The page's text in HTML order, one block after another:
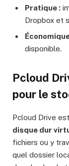
Pratique :
Dropbox et
disponible.
Pcloud
pour le
Pcloud Drive
disque dur
fichiers ou y
quel dossier